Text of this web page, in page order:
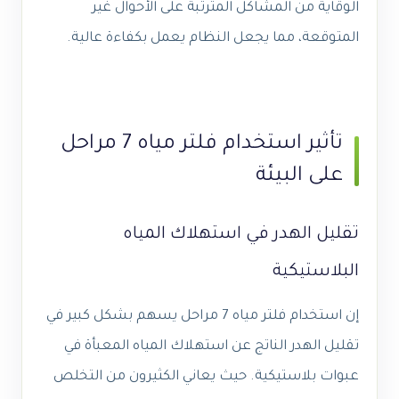
الوقاية من المشاكل المترتبة على الأحوال غير
المتوقعة، مما يجعل النظام يعمل بكفاءة عالية.
تأثير استخدام فلتر مياه 7 مراحل
على البيئة
تقليل الهدر في استهلاك المياه
البلاستيكية
إن استخدام فلتر مياه 7 مراحل يسهم بشكل كبير في
تقليل الهدر الناتج عن استهلاك المياه المعبأة في
عبوات بلاستيكية. حيث يعاني الكثيرون من التخلص